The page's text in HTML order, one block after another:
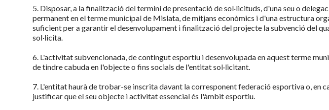
5. Disposar, a la finalització del termini de presentació de sol·licituds, d'una seu o
permanent en el terme municipal de Mislata, de mitjans econòmics i d'una estructura
suficient per a garantir el desenvolupament i finalització del projecte la subvenció del
sol·licita.
6. L'activitat subvencionada, de contingut esportiu i desenvolupada en aquest terme
de tindre cabuda en l'objecte o fins socials de l'entitat sol·licitant.
7. L'entitat haurà de trobar-se inscrita davant la corresponent federació esportiva o, en
justificar que el seu objecte i activitat essencial és l'àmbit esportiu.